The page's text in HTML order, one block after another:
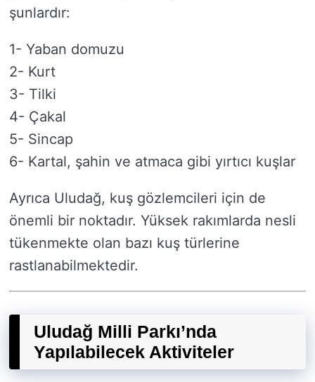
şunlardır:
1- Yaban domuzu
2- Kurt
3- Tilki
4- Çakal
5- Sincap
6- Kartal, şahin ve atmaca gibi yırtıcı kuşlar
Ayrıca Uludağ, kuş gözlemcileri için de
önemli bir noktadır. Yüksek rakımlarda nesli
tükenmekte olan bazı kuş türlerine
rastlanabilmektedir.
Uludağ Milli Parkı’nda
Yapılabilecek Aktiviteler